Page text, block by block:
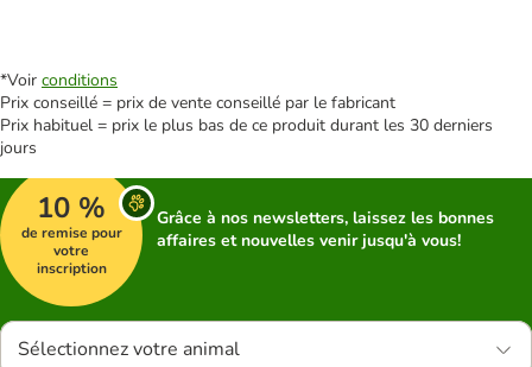
*Voir conditions
Prix conseillé = prix de vente conseillé par le fabricant
Prix habituel = prix le plus bas de ce produit durant les 30 derniers
jours
10 %
de remise pour
votre
inscription
Grâce à nos newsletters, laissez les bonnes
affaires et nouvelles venir jusqu'à vous!
Sélectionnez votre animal